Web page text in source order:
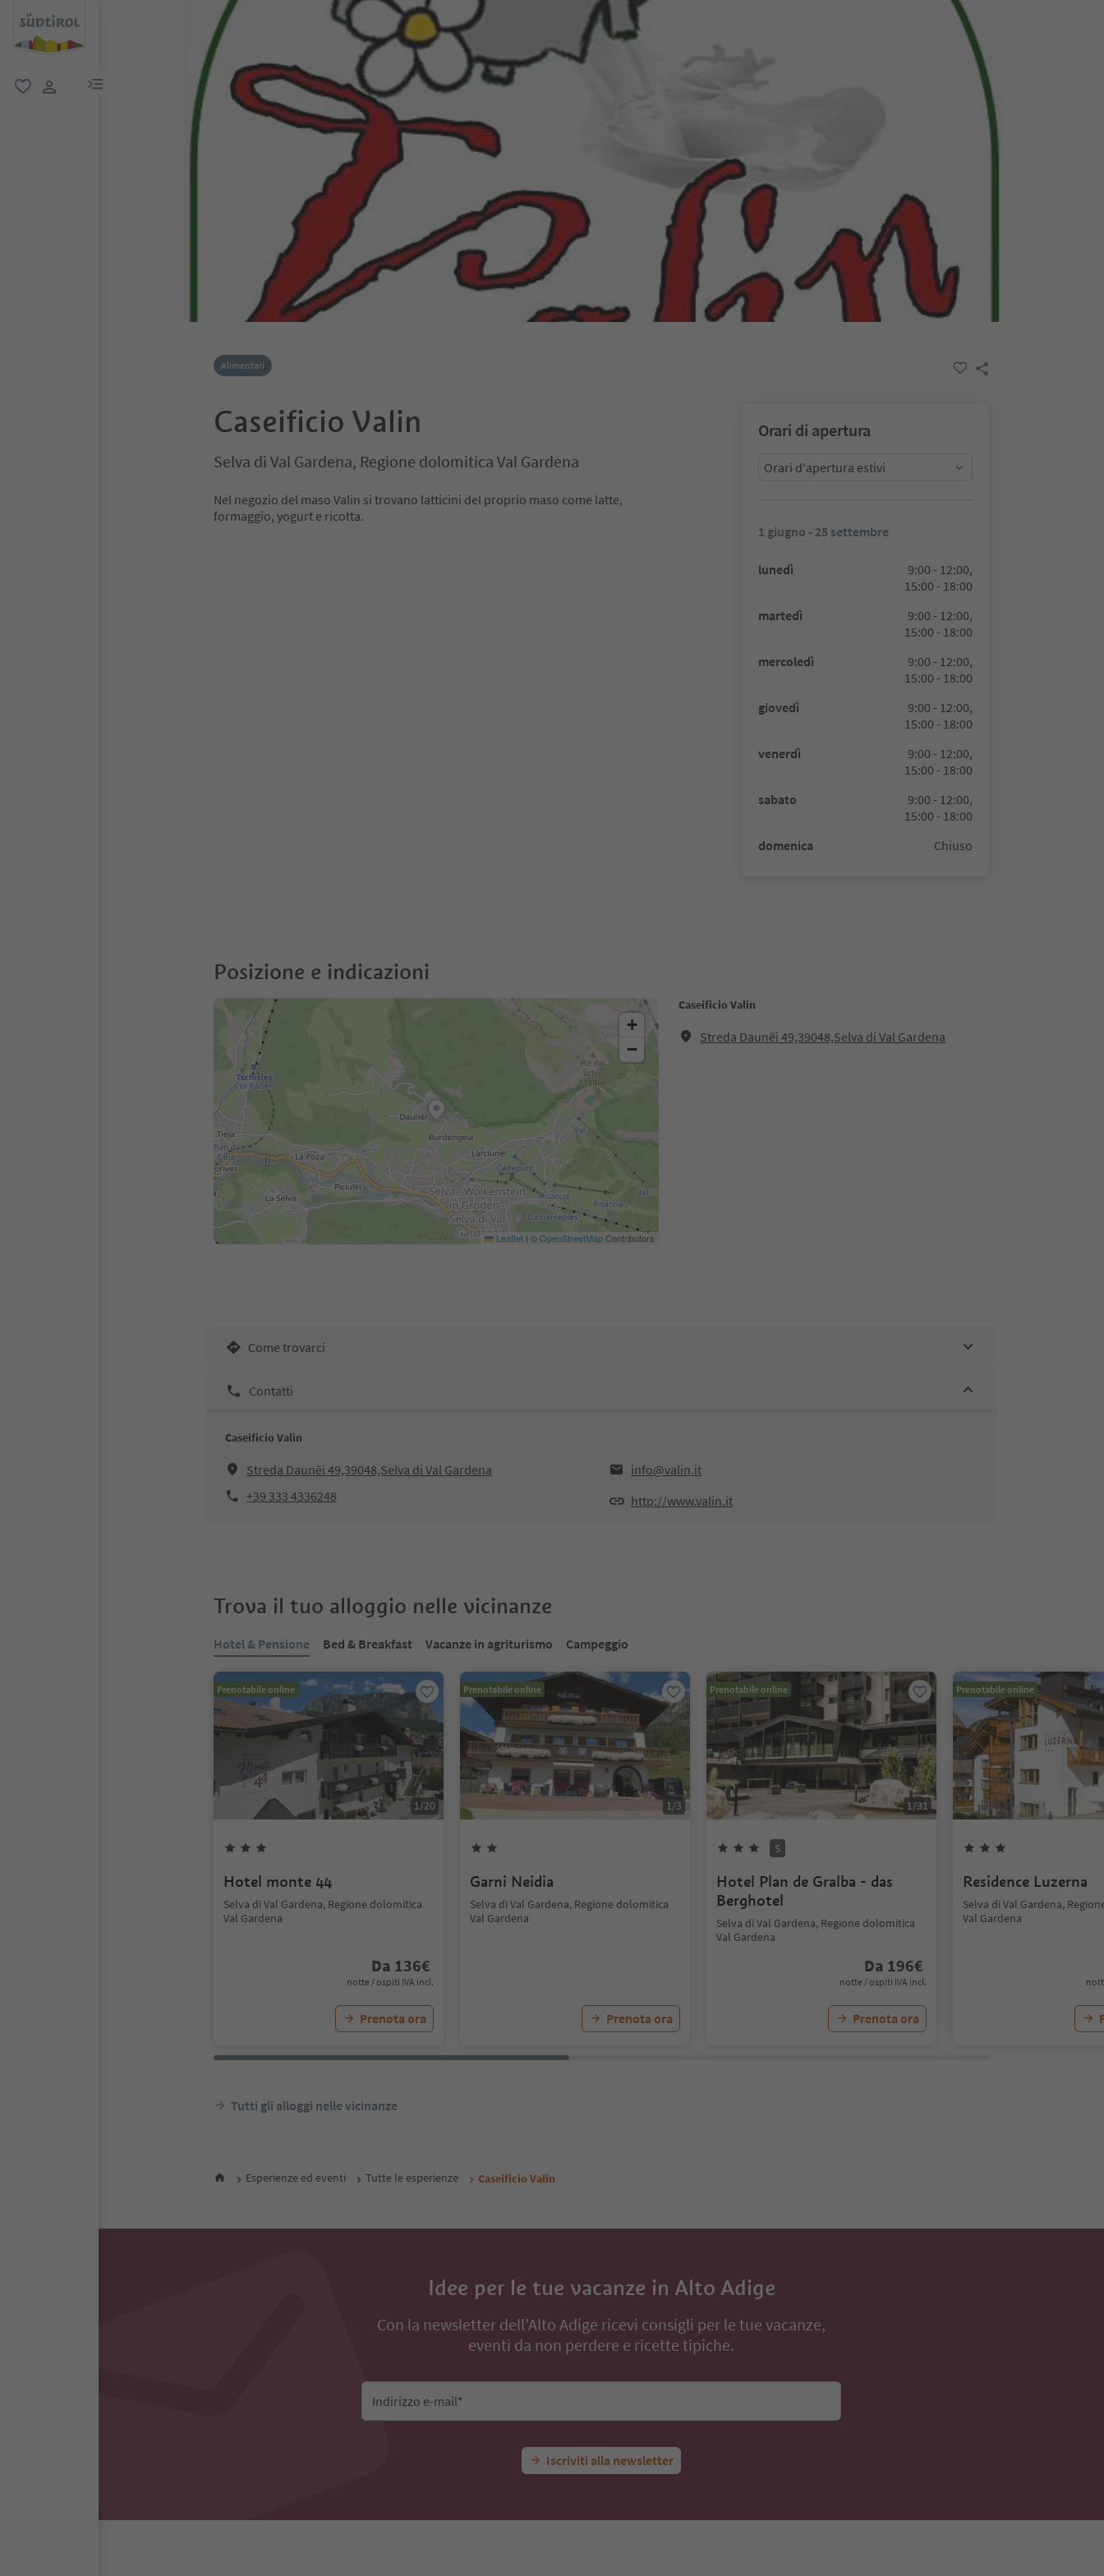
menu link
Alimentari
Caseificio Valin
Selva di Val Gardena, Regione dolomitica Val Gardena
Nel negozio del maso Valin si trovano latticini del proprio maso come latte,
formaggio, yogurt e ricotta.
Orari di apertura
Orari d'apertura estivi
1 giugno - 25 settembre
lunedì
9:00 - 12:00,
15:00 - 18:00
martedì
9:00 - 12:00,
15:00 - 18:00
mercoledì
9:00 - 12:00,
15:00 - 18:00
giovedì
9:00 - 12:00,
15:00 - 18:00
venerdì
9:00 - 12:00,
15:00 - 18:00
sabato
9:00 - 12:00,
15:00 - 18:00
domenica
Chiuso
Posizione e indicazioni
Caseificio Valin
Streda Daunëi 49,39048,Selva di Val Gardena
+
−
Leaflet | ©OpenStreetMapContributors
Come trovarci
Contatti
Caseificio Valin
Streda Daunëi 49,39048,Selva di Val Gardena
info@valin.it
+39 333 4336248
http://www.valin.it
Trova il tuo alloggio nelle vicinanze
Hotel & Pensione Bed & Breakfast Vacanze in agriturismo Campeggio
Prenotabile online
1/20
Hotel monte 44
Selva di Val Gardena, Regione dolomitica
Val Gardena
Da 136€
notte / ospiti IVA incl.
Prenota ora
Prenotabile online
1/3
Garni Neidia
Selva di Val Gardena, Regione dolomitica
Val Gardena
Prenota ora
Prenotabile online
1/31
S
Hotel Plan de Gralba - das
Berghotel
Selva di Val Gardena, Regione dolomitica
Val Gardena
Da 196€
notte / ospiti IVA incl.
Prenota ora
Prenotabile online
Residence Luzerna
Selva di Val Gardena,
Val Gardena
Tutti gli alloggi nelle vicinanze
Esperienze ed eventi Tutte le esperienze Caseificio Valin
Idee per le tue vacanze in Alto Adige
Con la newsletter dell’Alto Adige ricevi consigli per le tue vacanze,
eventi da non perdere e ricette tipiche.
Indirizzo e-mail*
Iscriviti alla newsletter